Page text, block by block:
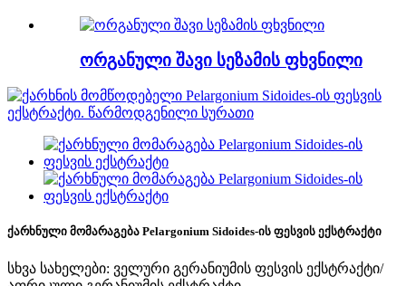
ორგანული შავი სეზამის ფხვნილი
ქარხნული მომარაგება Pelargonium Sidoides-ის ფესვის ექსტრაქტი
სხვა სახელები: ველური გერანიუმის ფესვის ექსტრაქტი/